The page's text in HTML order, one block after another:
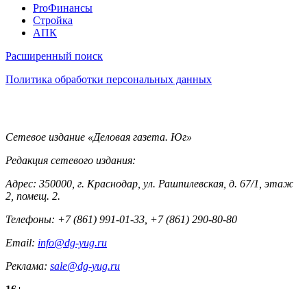
Pro
ProФинансы
Стройка
АПК
Информация
Расширенный поиск
Политика обработки персональных данных
Контакты
Сетевое издание «Деловая газета. Юг»
Редакция сетевого издания:
Адрес: 350000, г. Краснодар, ул. Рашпилевская, д. 67/1, этаж
2, помещ. 2.
Телефоны: +7 (861) 991-01-33, +7 (861) 290-80-80
Email: info@dg-yug.ru
Реклама: sale@dg-yug.ru